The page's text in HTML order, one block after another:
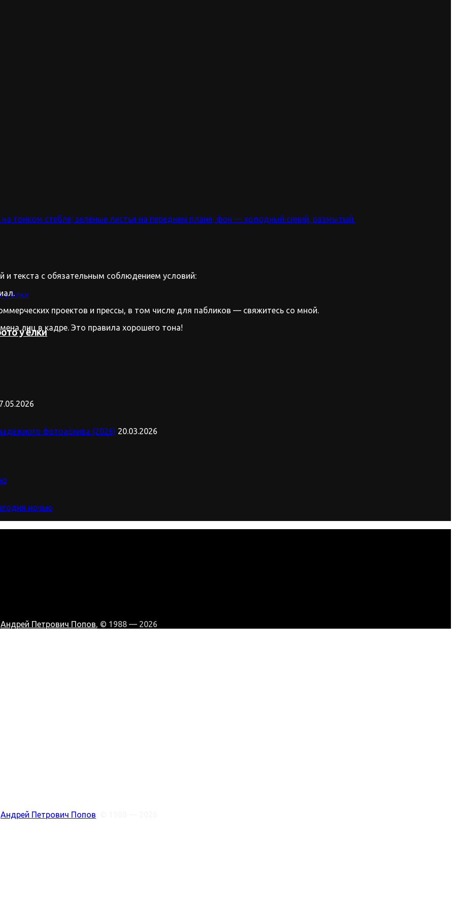
у ёлки
и текста с обязательным соблюдением условий:
проектов и прессы, в том числе для пабликов — свяжитесь со мной.
лиц в кадре. Это правила хорошего тона!
фотоархива (2026) 20.03.2026
ночью
Андрей Петрович Попов, © 1988 — 2026
Андрей Петрович Попов